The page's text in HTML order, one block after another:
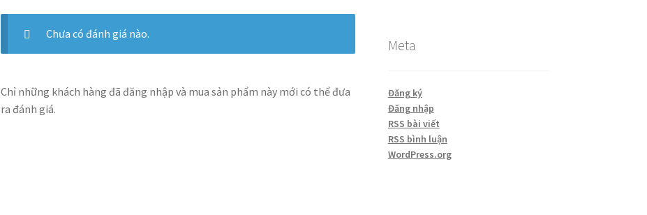
Chưa có đánh giá nào.
Chỉ những khách hàng đã đăng nhập và mua sản phẩm này mới có thể đưa
ra đánh giá.
Meta
Đăng ký
Đăng nhập
RSS bài viết
RSS bình luận
WordPress.org